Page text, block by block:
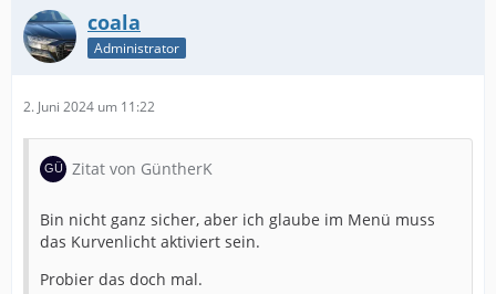
coala
Administrator
2. Juni 2024 um 11:22
Zitat von GüntherK
Bin nicht ganz sicher, aber ich glaube im Menü muss
das Kurvenlicht aktiviert sein.
Probier das doch mal.